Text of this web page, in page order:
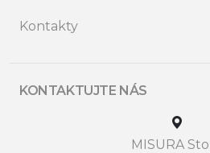
Kontakty
KONTAKTUJTE NÁS
MISURA